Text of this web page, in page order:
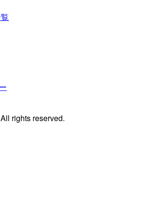
rights reserved.